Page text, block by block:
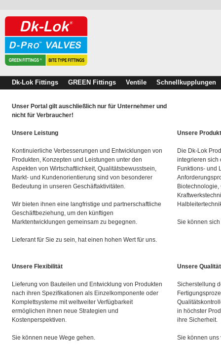
Dk-Lok Fittings GREEN Fittings Ventile Schnellkupplungen
Unser Portal gilt auschließlich nur für Unternehmer und
nicht für Verbraucher!
Unsere Leistung
Kontinuierliche Verbesserungen und Entwicklungen von
Produkten, Konzepten und Leistungen unter den
Aspekten von Wirtschaftlichkeit, Qualitätsbewusstsein,
Markt- und Kundenorientierung sind von besonderer
Bedeutung in unseren Geschäftaktivitäten.
Wir bieten ihnen eine langfristige und partnerschaftliche
Geschäftbeziehung, um den künftigen
Marktentwicklungen gemeinsam zu begegnen.
Lieferant für Sie zu sein, hat einen hohen Wert für uns.
Unsere
Die Dk-Lok
integrieren sich
Funktions- und
Sie können
Unsere Flexibilität
Lieferung von Bauteilen und Entwicklung von Produkten
nach ihren Spezifikationen als Einzelkomponente oder
Komplettsysteme mit weltweiter Verfügbarkeit
ermöglichen ihnen neue Strategien und
Kostenperspektiven.
Sie können neue Wege gehen.
Unsere Qualität
Sicherstellung
in höchster
ihre Sicherheit.
Sie können uns